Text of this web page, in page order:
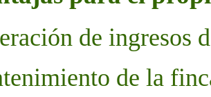
de ingresos
de la